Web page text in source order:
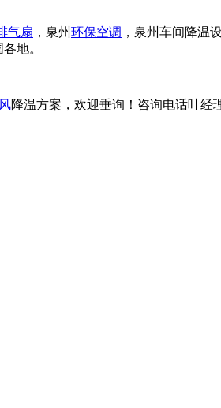
气扇 ，泉州环保空调 ，泉州车间降温
地。
降温方案，欢迎垂询！咨询电话叶经